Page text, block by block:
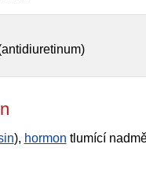
), hormon tlumící